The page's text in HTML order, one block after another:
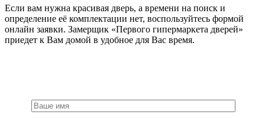
Если вам нужна красивая дверь, а времени на поиск и
определение её комплектации нет, воспользуйтесь формой
онлайн заявки. Замерщик «Первого гипермаркета дверей»
приедет к Вам домой в удобное для Вас время.